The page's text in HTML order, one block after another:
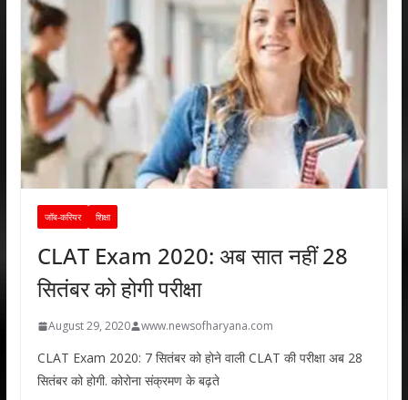
जॉब-करियर शिक्षा
CLAT Exam 2020: अब सात नहीं 28
सितंबर को होगी परीक्षा
August 29, 2020 www.newsofharyana.com
CLAT Exam 2020: 7 सितंबर को होने वाली CLAT की परीक्षा अब 28
सितंबर को होगी. कोरोना संक्रमण के बढ़ते